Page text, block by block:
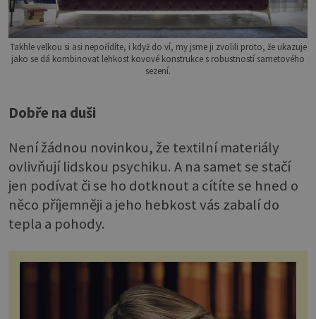
Takhle velkou si asi nepořídíte, i když do ví, my jsme ji zvolili proto, že ukazuje
jako se dá kombinovat lehkost kovové konstrukce s robustností sametového
sezení.
Dobře na duši
Není žádnou novinkou, že textilní materiály
ovlivňují lidskou psychiku. A na samet se stačí
jen podívat či se ho dotknout a cítíte se hned o
něco příjemněji a jeho hebkost vás zabalí do
tepla a pohody.